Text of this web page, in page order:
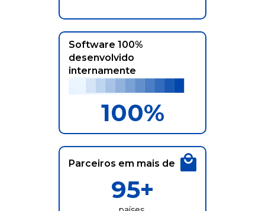
Software 100%
desenvolvido
internamente
100%
Parceiros em mais de
95+